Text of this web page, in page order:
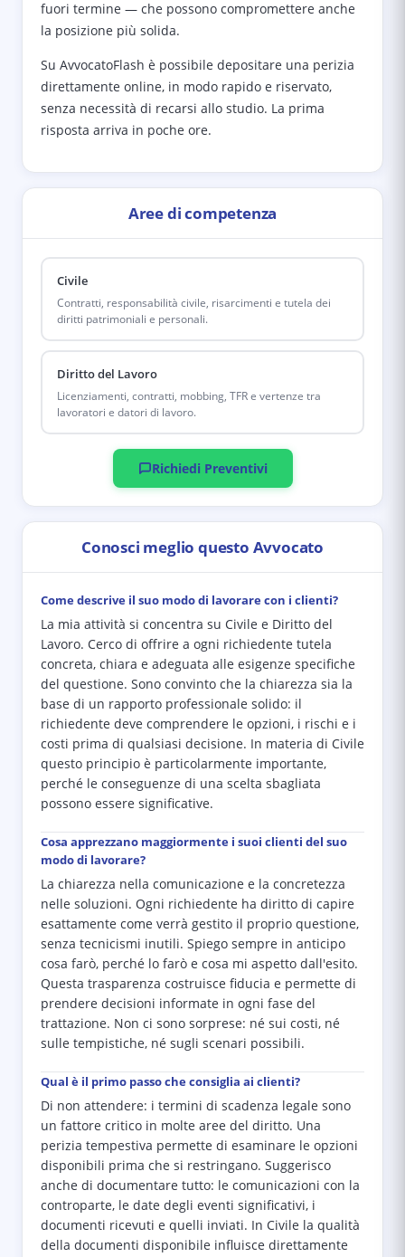
fuori termine — che possono compromettere anche
la posizione più solida.
Su AvvocatoFlash è possibile depositare una perizia
direttamente online, in modo rapido e riservato,
senza necessità di recarsi allo studio. La prima
risposta arriva in poche ore.
Aree di competenza
Civile
Contratti, responsabilità civile, risarcimenti e tutela dei
diritti patrimoniali e personali.
Diritto del Lavoro
Licenziamenti, contratti, mobbing, TFR e vertenze tra
lavoratori e datori di lavoro.
Richiedi Preventivi
Conosci meglio questo Avvocato
Come descrive il suo modo di lavorare con i clienti?
La mia attività si concentra su Civile e Diritto del
Lavoro. Cerco di offrire a ogni richiedente tutela
concreta, chiara e adeguata alle esigenze specifiche
del questione. Sono convinto che la chiarezza sia la
base di un rapporto professionale solido: il
richiedente deve comprendere le opzioni, i rischi e i
costi prima di qualsiasi decisione. In materia di Civile
questo principio è particolarmente importante,
perché le conseguenze di una scelta sbagliata
possono essere significative.
Cosa apprezzano maggiormente i suoi clienti del suo
modo di lavorare?
La chiarezza nella comunicazione e la concretezza
nelle soluzioni. Ogni richiedente ha diritto di capire
esattamente come verrà gestito il proprio questione,
senza tecnicismi inutili. Spiego sempre in anticipo
cosa farò, perché lo farò e cosa mi aspetto dall'esito.
Questa trasparenza costruisce fiducia e permette di
prendere decisioni informate in ogni fase del
trattazione. Non ci sono sorprese: né sui costi, né
sulle tempistiche, né sugli scenari possibili.
Qual è il primo passo che consiglia ai clienti?
Di non attendere: i termini di scadenza legale sono
un fattore critico in molte aree del diritto. Una
perizia tempestiva permette di esaminare le opzioni
disponibili prima che si restringano. Suggerisco
anche di documentare tutto: le comunicazioni con la
controparte, le date degli eventi significativi, i
documenti ricevuti e quelli inviati. In Civile la qualità
della documenti disponibile influisce direttamente